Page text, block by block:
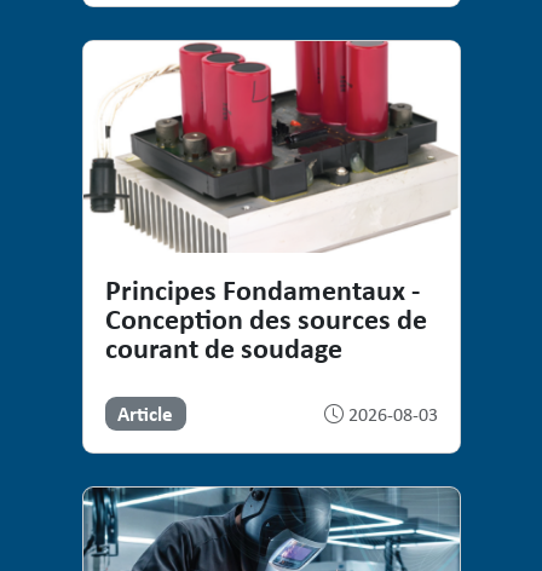
Principes Fondamentaux -
Conception des sources de
courant de soudage
Article 2026-08-03